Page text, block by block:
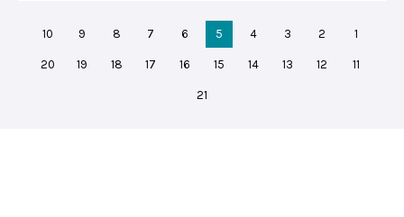
1
2
3
4
5
6
7
8
9
10
11
12
13
14
15
16
17
18
19
20
21